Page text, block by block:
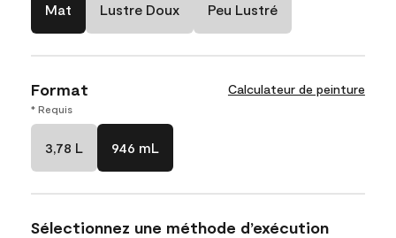
Mat Lustre Doux Peu Lustré
Format Calculateur de peinture
* Requis
3,78 L 946 mL
Sélectionnez une méthode d’exécution